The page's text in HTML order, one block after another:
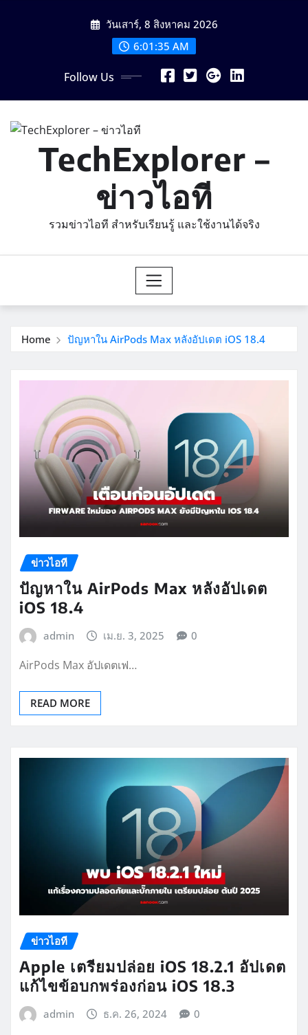
วันเสาร์, 8 สิงหาคม 2026
6:01:36 AM
Follow Us
TechExplorer –
ข่าวไอที
รวมข่าวไอที สำหรับเรียนรู้ และใช้งานได้จริง
Home ปัญหาใน AirPods Max หลังอัปเดต iOS 18.4
ข่าวไอที
ปัญหาใน AirPods Max หลังอัปเดต
iOS 18.4
admin เม.ย. 3, 2025 0
AirPods Max อัปเดตเฟ…
READ MORE
ข่าวไอที
Apple เตรียมปล่อย iOS 18.2.1 อัปเดต
แก้ไขข้อบกพร่องก่อน iOS 18.3
admin ธ.ค. 26, 2024 0